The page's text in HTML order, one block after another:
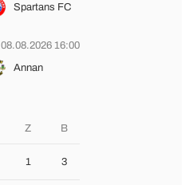
Spartans FC
08.08.2026 16:00
Annan
Z B
1 3